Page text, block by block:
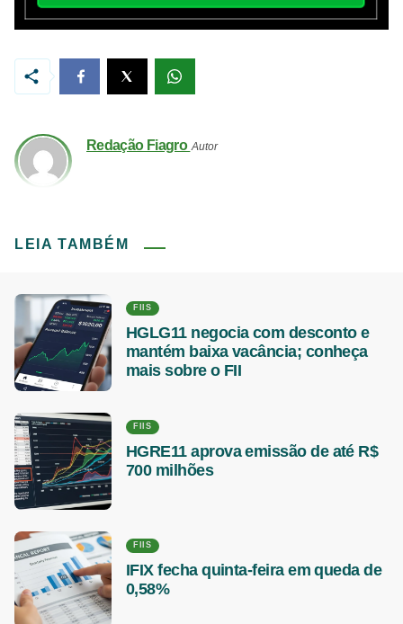
Redação Fiagro Autor
LEIA TAMBÉM
FIIS
HGLG11 negocia com desconto e
mantém baixa vacância; conheça
mais sobre o FII
FIIS
HGRE11 aprova emissão de até R$
700 milhões
FIIS
IFIX fecha quinta-feira em queda de
0,58%